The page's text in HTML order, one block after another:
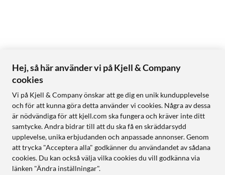
Hej, så här använder vi på Kjell & Company
cookies
Vi på Kjell & Company önskar att ge dig en unik kundupplevelse
och för att kunna göra detta använder vi cookies. Några av dessa
är nödvändiga för att kjell.com ska fungera och kräver inte ditt
samtycke. Andra bidrar till att du ska få en skräddarsydd
upplevelse, unika erbjudanden och anpassade annonser. Genom
att trycka "Acceptera alla" godkänner du användandet av sådana
cookies. Du kan också välja vilka cookies du vill godkänna via
länken "Ändra inställningar".